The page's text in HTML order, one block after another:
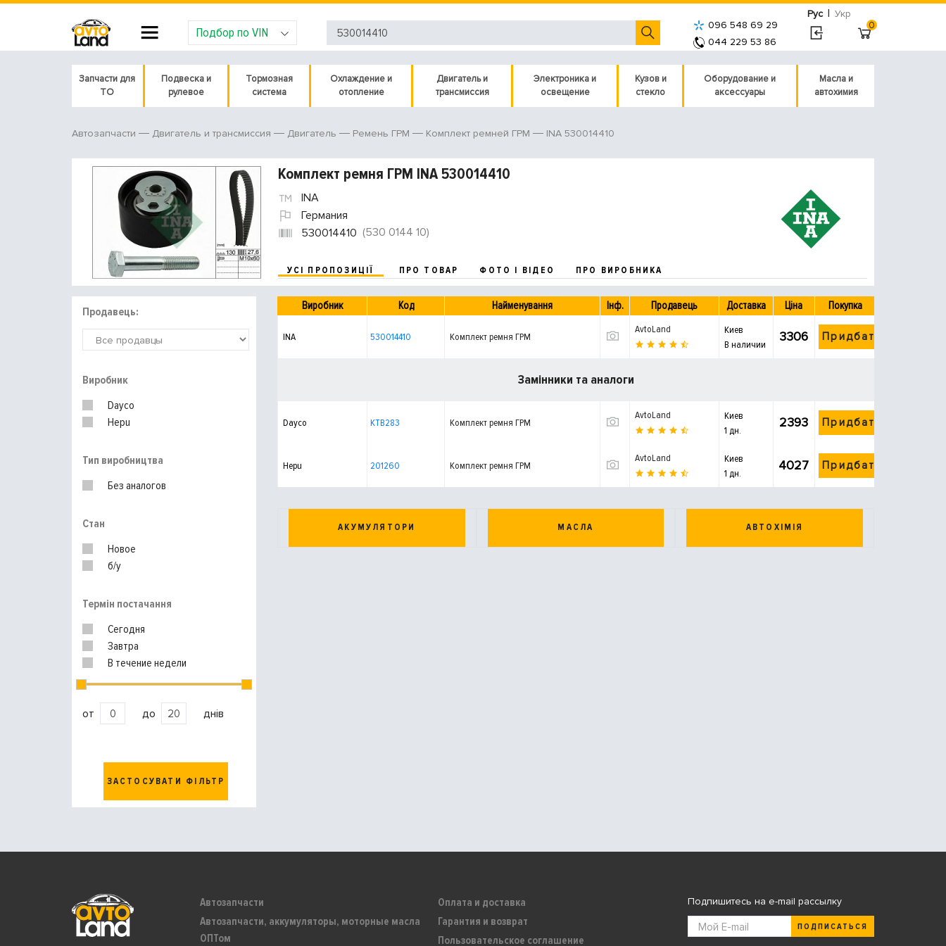
Рус | Укр
Подбор по VIN
096 548 69 29
044 229 53 86
0
Запчасти для
ТО
Подвеска и
рулевое
Тормозная
система
Охлаждение и
отопление
Двигатель и
трансмиссия
Электроника и
освещение
Кузов и
стекло
Оборудование и
аксессуары
Масла и
автохимия
Автозапчасти Двигатель и трансмиссия Двигатель Ремень ГРМ Комплект ремней ГРМ INA 530014410
Комплект ремня ГРМ INA 530014410
INA
Германия
530014410 (530 0144 10)
УСІ ПРОПОЗИЦІЇ ПРО ТОВАР ФОТО І ВІДЕО ПРО ВИРОБНИКА
Продавець:
Виробник
Dayco
Hepu
Тип виробництва
Без аналогов
Стан
Новое
б/у
Термін постачання
Сегодня
Завтра
В течение недели
от до днів
ЗАСТОСУВАТИ ФІЛЬТР
Виробник Код Найменування Інф. Продавець Доставка Ціна Покупка
INA 530014410 Комплект ремня ГРМ
AvtoLand
Киев
В наличии
3306 Придбати
Замінники та аналоги
Dayco KTB283 Комплект ремня ГРМ
AvtoLand
Киев
1 дн.
2393 Придбати
Hepu 201260 Комплект ремня ГРМ
AvtoLand
Киев
1 дн.
4027 Придбати
АКУМУЛЯТОРИ МАСЛА АВТОХІМІЯ
Автозапчасти
Автозапчасти, аккумуляторы, моторные масла
ОПТом
Оплата и доставка
Гарантия и возврат
Пользовательское соглашение
Подпишитесь на e-mail рассылку
ПОДПИСАТЬСЯ